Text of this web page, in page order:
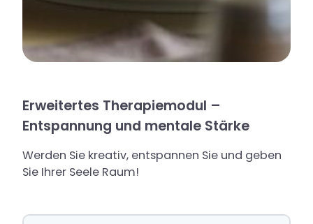
Erweitertes Therapiemodul –
Entspannung und mentale Stärke
Werden Sie kreativ, entspannen Sie und geben
Sie Ihrer Seele Raum!